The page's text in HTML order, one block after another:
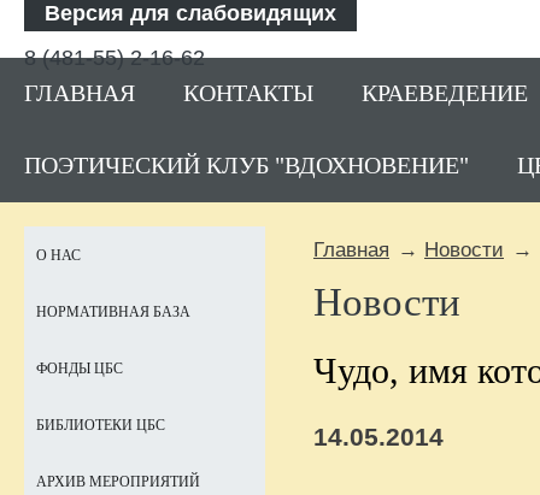
Версия для слабовидящих
8 (481-55) 2-16-62
ГЛАВНАЯ КОНТАКТЫ КРАЕВЕДЕНИЕ
ПОЭТИЧЕСКИЙ КЛУБ "ВДОХНОВЕНИЕ"
Главная Новости
Новости
Чудо, имя
14.05.2014
О НАС
НОРМАТИВНАЯ БАЗА
ФОНДЫ ЦБС
БИБЛИОТЕКИ ЦБС
АРХИВ МЕРОПРИЯТИЙ